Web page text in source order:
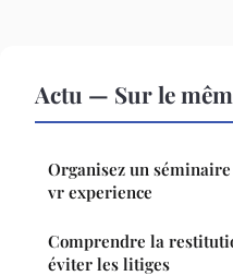
Actu — Sur le
Organisez un
vr experience
Comprendre la
éviter les litiges